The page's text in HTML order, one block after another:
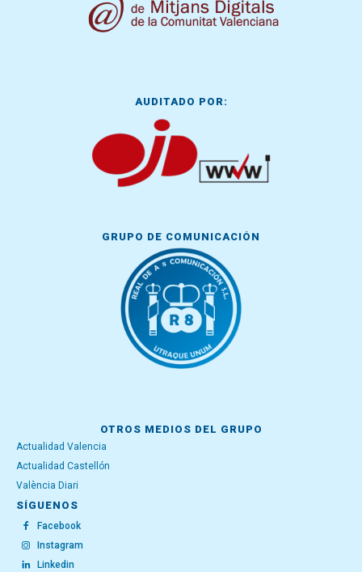
AUDITADO POR:
GRUPO DE COMUNICACIÓN
OTROS MEDIOS DEL GRUPO
Actualidad Valencia
Actualidad Castellón
València Diari
SÍGUENOS
Facebook
Instagram
Linkedin